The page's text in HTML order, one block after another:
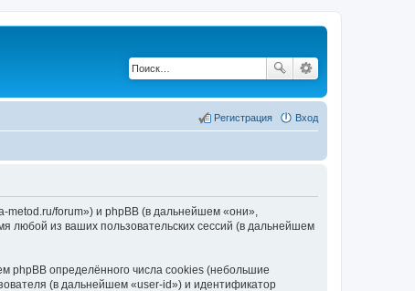
Вход
Регистрация
forum») и phpBB (в дальнейшем «они»,
любой из ваших пользовательских сессий (в дальнейшем
phpBB определённого числа cookies (небольшие
(в дальнейшем «user-id») и идентификатор